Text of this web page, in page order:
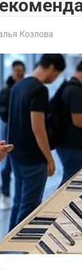
Козлова